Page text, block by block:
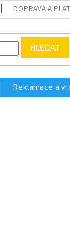
DOPRAVA A
HLEDAT
Reklamace a